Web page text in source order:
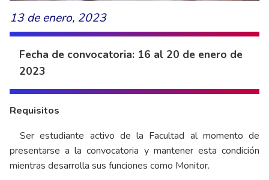
13 de enero, 2023
Fecha de convocatoria: 16 al 20 de enero de
2023
Requisitos
Ser estudiante activo de la Facultad al momento de
presentarse a la convocatoria y mantener esta condición
mientras desarrolla sus funciones como Monitor.